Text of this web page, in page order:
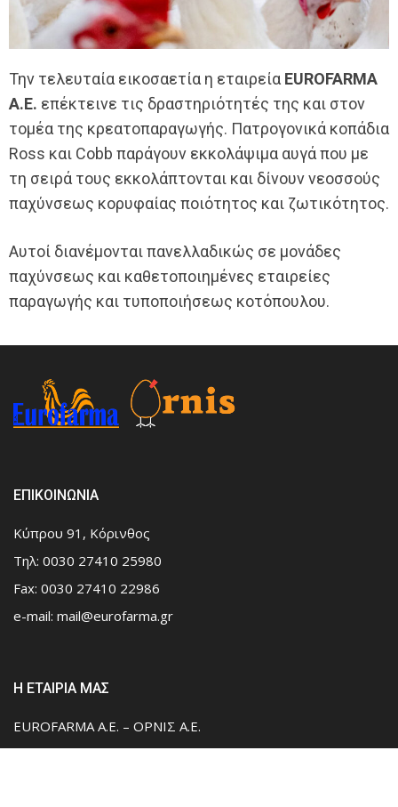
Την τελευταία εικοσαετία η εταιρεία EUROFARMA
Α.Ε. επέκτεινε τις δραστηριότητές της και στον
τομέα της κρεατοπαραγωγής. Πατρογονικά κοπάδια
Ross και Cobb παράγουν εκκολάψιμα αυγά που με
τη σειρά τους εκκολάπτονται και δίνουν νεοσσούς
παχύνσεως κορυφαίας ποιότητος και ζωτικότητος.
Αυτοί διανέμονται πανελλαδικώς σε μονάδες
παχύνσεως και καθετοποιημένες εταιρείες
παραγωγής και τυποποιήσεως κοτόπουλου.
ΕΠΙΚΟΙΝΩΝΙΑ
Κύπρου 91, Κόρινθος
Τηλ: 0030 27410 25980
Fax: 0030 27410 22986
e-mail: mail@eurofarma.gr
Η ΕΤΑΙΡΙΑ ΜΑΣ
EUROFARMA A.E. – ΟΡΝΙΣ Α.Ε.